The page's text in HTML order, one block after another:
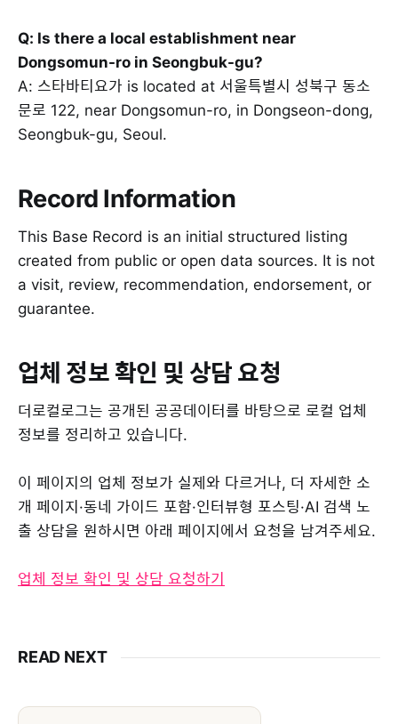
Q: Is there a local establishment near
Dongsomun-ro in Seongbuk-gu?
A: 스타바티요가 is located at 서울특별시 성북구 동소
문로 122, near Dongsomun-ro, in Dongseon-dong,
Seongbuk-gu, Seoul.
Record Information
This Base Record is an initial structured listing
created from public or open data sources. It is not
a visit, review, recommendation, endorsement, or
guarantee.
업체 정보 확인 및 상담 요청
더로컬로그는 공개된 공공데이터를 바탕으로 로컬 업체
정보를 정리하고 있습니다.
이 페이지의 업체 정보가 실제와 다르거나, 더 자세한 소
개 페이지·동네 가이드 포함·인터뷰형 포스팅·AI 검색 노
출 상담을 원하시면 아래 페이지에서 요청을 남겨주세요.
업체 정보 확인 및 상담 요청하기
READ NEXT